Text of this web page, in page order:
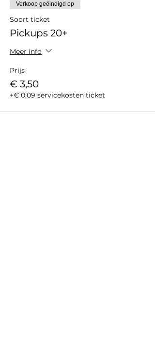
Verkoop geëindigd op
Soort ticket
Pickups 20+
Meer info
Prijs
€ 3,50
+€ 0,09 servicekosten ticket